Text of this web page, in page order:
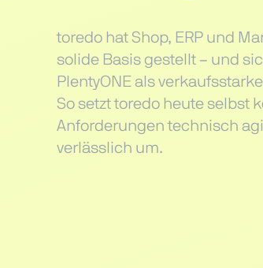
toredo hat Shop, ERP und
solide Basis gestellt – und
PlentyONE als
So setzt toredo heute selbst
Anforderungen technisch
verlässlich um.